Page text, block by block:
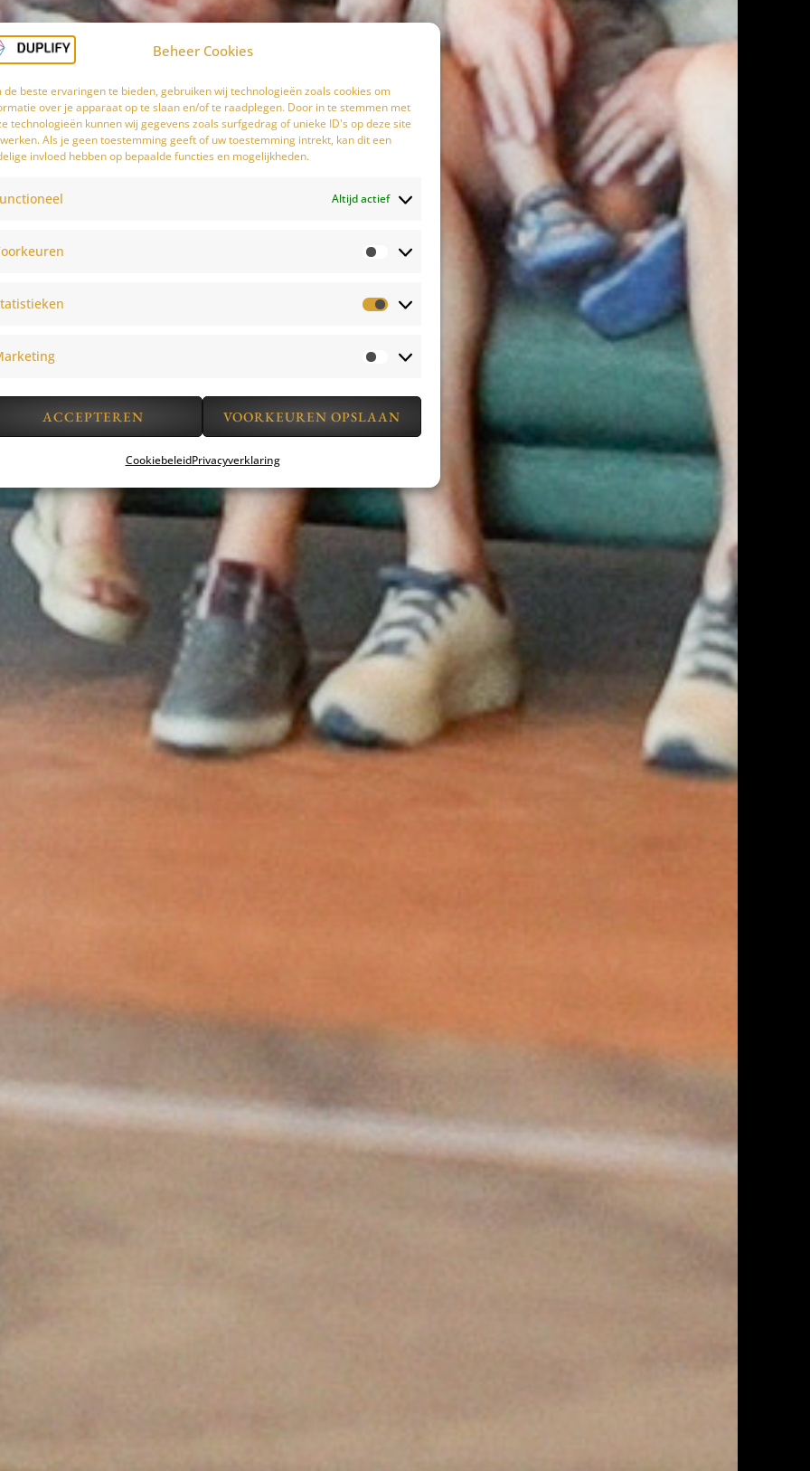
Beheer Cookies
de beste ervaringen te bieden, gebruiken wij technologieën zoals cookies om
over je apparaat op te slaan en/of te raadplegen. Door in te stemmen met
technologieën kunnen wij gegevens zoals surfgedrag of unieke ID's op deze site
Als je geen toestemming geeft of uw toestemming intrekt, kan dit een
invloed hebben op bepaalde functies en mogelijkheden.
Altijd actief
ACCEPTEREN VOORKEUREN OPSLAAN
CookiebeleidPrivacyverklaring